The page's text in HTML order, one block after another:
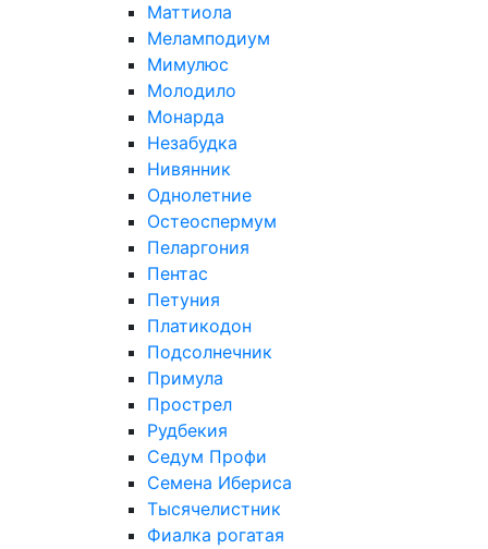
Маттиола
Меламподиум
Мимулюс
Молодило
Монарда
Незабудка
Нивянник
Однолетние
Остеоспермум
Пеларгония
Пентас
Петуния
Платикодон
Подсолнечник
Примула
Прострел
Рудбекия
Седум Профи
Семена Ибериса
Тысячелистник
Фиалка рогатая